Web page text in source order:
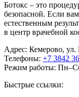
Ботокс – это
безопасной. Если
естественным
в центр врачебной
Адрес: Кемерово, ул.
Телефоны: +7 3842
Режим работы:
Быстрые ссылки: